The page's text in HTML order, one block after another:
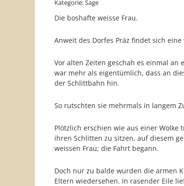
Kategorie: Sage
Die boshafte weisse Frau.
Anweit des Dorfes Präz findet sich
Vor alten Zeiten geschah es einmal
war mehr als eigentümlich, dass an
der Schlittbahn hin.
So rutschten sie mehrmals in langem
Plötzlich erschien wie aus einer
ihren Schlitten zu sitzen, auf diesem
weissen Frau; die Fahrt begann.
Doch nur zu balde wurden die armen
Eltern wiedersehen. In rasender Eile